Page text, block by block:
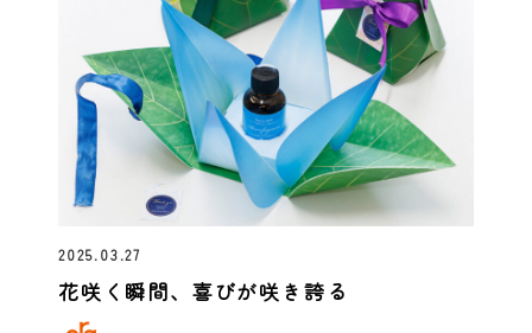
2025.03.27
花咲く瞬間、喜びが咲き誇る